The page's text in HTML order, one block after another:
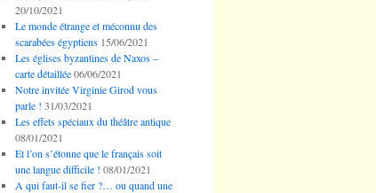
20/10/2021
Le monde étrange et méconnu des
scarabées égyptiens 15/06/2021
Les églises byzantines de Naxos –
carte détaillée 06/06/2021
Notre invitée Virginie Girod vous
parle ! 31/03/2021
Les effets spéciaux du théâtre antique
08/01/2021
Et l’on s’étonne que le français soit
une langue difficile ! 08/01/2021
A qui faut-il se fier ?… ou quand une